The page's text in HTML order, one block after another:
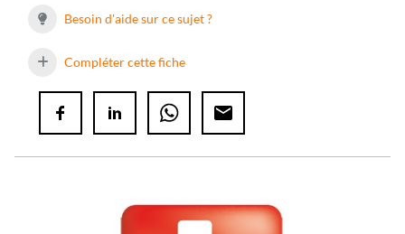
Besoin d'aide sur ce sujet ?
Compléter cette fiche